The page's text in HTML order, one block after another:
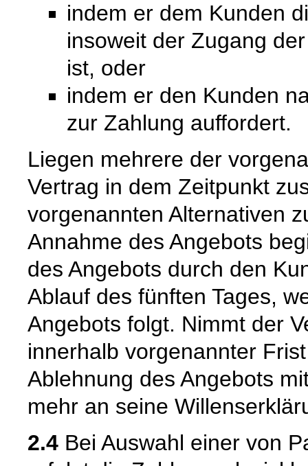
indem er dem Kunden
insoweit der Zugang
ist, oder
indem er den Kunden
zur Zahlung auffordert.
Liegen mehrere der
Vertrag in dem Zeitpunkt
vorgenannten Alternativen
Annahme des Angebots
des Angebots durch den
Ablauf des fünften Tages,
Angebots folgt. Nimmt der
innerhalb vorgenannter
Ablehnung des Angebots
mehr an seine
2.4 Bei Auswahl einer von